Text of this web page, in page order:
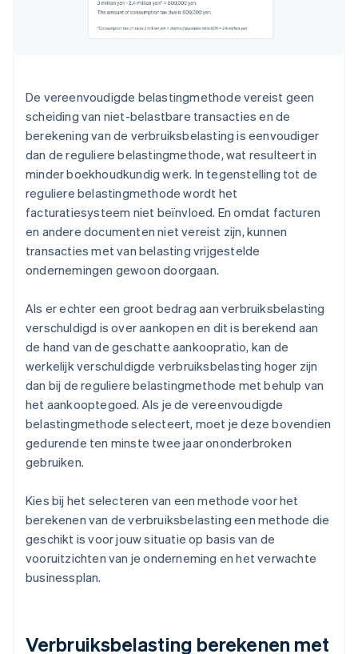
De vereenvoudigde belastingmethode vereist geen
scheiding van niet-belastbare transacties en de
berekening van de verbruiksbelasting is eenvoudiger
dan de reguliere belastingmethode, wat resulteert in
minder boekhoudkundig werk. In tegenstelling tot de
reguliere belastingmethode wordt het
facturatiesysteem niet beïnvloed. En omdat facturen
en andere documenten niet vereist zijn, kunnen
transacties met van belasting vrijgestelde
ondernemingen gewoon doorgaan.
Als er echter een groot bedrag aan verbruiksbelasting
verschuldigd is over aankopen en dit is berekend aan
de hand van de geschatte aankoopratio, kan de
werkelijk verschuldigde verbruiksbelasting hoger zijn
dan bij de reguliere belastingmethode met behulp van
het aankooptegoed. Als je de vereenvoudigde
belastingmethode selecteert, moet je deze bovendien
gedurende ten minste twee jaar ononderbroken
gebruiken.
Kies bij het selecteren van een methode voor het
berekenen van de verbruiksbelasting een methode die
geschikt is voor jouw situatie op basis van de
vooruitzichten van je onderneming en het verwachte
businessplan.
Verbruiksbelasting berekenen met